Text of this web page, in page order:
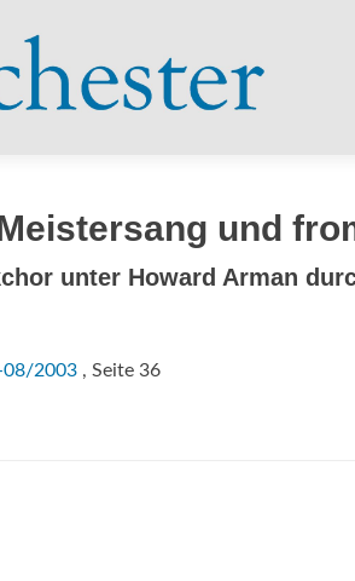
und
unter Howard Arman
08/2003 , Seite 36